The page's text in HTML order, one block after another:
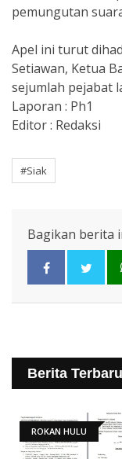
pemungutan
Apel ini turut
Setiawan, Ketua
sejumlah pejabat
Laporan : Ph1
Editor : Redaksi
#Siak
Bagikan berita
Berita Terbaru
ROKAN HULU